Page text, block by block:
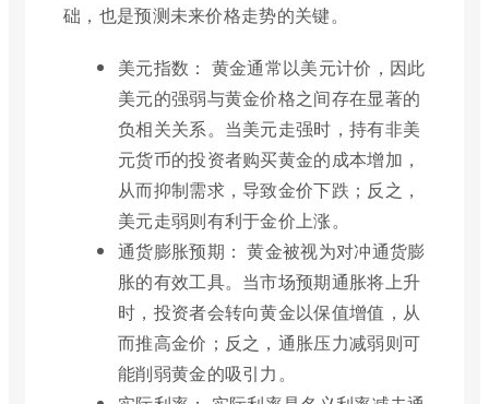
础，也是预测未来价格走势的关键。
美元指数： 黄金通常以美元计价，因此
美元的强弱与黄金价格之间存在显著的
负相关关系。当美元走强时，持有非美
元货币的投资者购买黄金的成本增加，
从而抑制需求，导致金价下跌；反之，
美元走弱则有利于金价上涨。
通货膨胀预期： 黄金被视为对冲通货膨
胀的有效工具。当市场预期通胀将上升
时，投资者会转向黄金以保值增值，从
而推高金价；反之，通胀压力减弱则可
能削弱黄金的吸引力。